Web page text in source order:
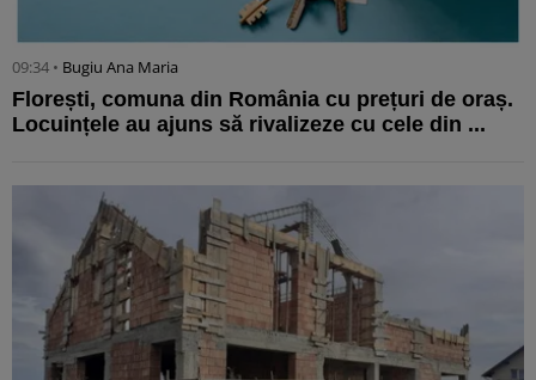
09:34 • Bugiu ⁠Ana Maria
Florești, comuna din România cu prețuri de oraș.
Locuințele au ajuns să rivalizeze cu cele din ...